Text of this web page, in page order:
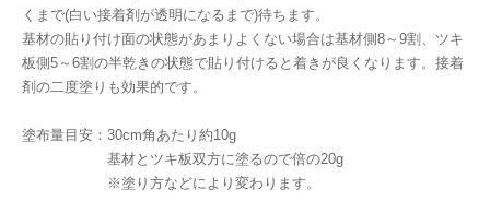
くまで(白い接着剤が透明になるまで)待ちます。
基材の貼り付け面の状態があまりよくない場合は基材側8～9割、ツキ
板側5～6割の半乾きの状態で貼り付けると着きが良くなります。接着
剤の二度塗りも効果的です。
塗布量目安：30cm角あたり約10g
基材とツキ板双方に塗るので倍の20g
※塗り方などにより変わります。